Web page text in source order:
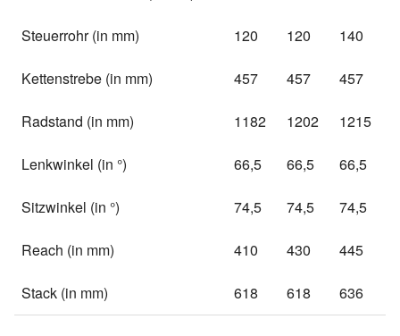
Steuerrohr (in mm) 120 120 140
Kettenstrebe (in mm) 457 457 457
Radstand (in mm) 1182 1202 1215
Lenkwinkel (in °) 66,5 66,5 66,5
Sitzwinkel (in °) 74,5 74,5 74,5
Reach (in mm) 410 430 445
Stack (in mm) 618 618 636